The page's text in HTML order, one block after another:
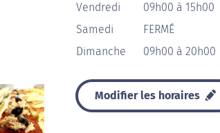
Vendredi
09h00 à 15h00
Samedi
FERMÉ
Dimanche
09h00 à 20h00
Modifier les horaires